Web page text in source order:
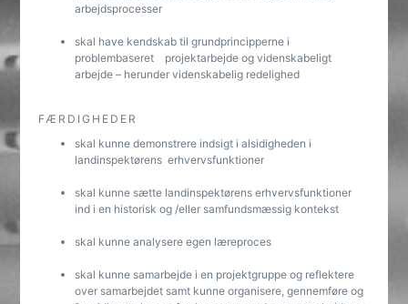
arbejdsprocesser
skal have kendskab til grundprincipperne i
problembaseret projektarbejde og videnskabeligt
arbejde – herunder videnskabelig redelighed
FÆRDIGHEDER
skal kunne demonstrere indsigt i alsidigheden i
landinspektørens erhvervsfunktioner
skal kunne sætte landinspektørens erhvervsfunktioner
ind i en historisk og /eller samfundsmæssig kontekst
skal kunne analysere egen læreproces
skal kunne samarbejde i en projektgruppe og reflektere
over samarbejdet samt kunne organisere, gennemføre og